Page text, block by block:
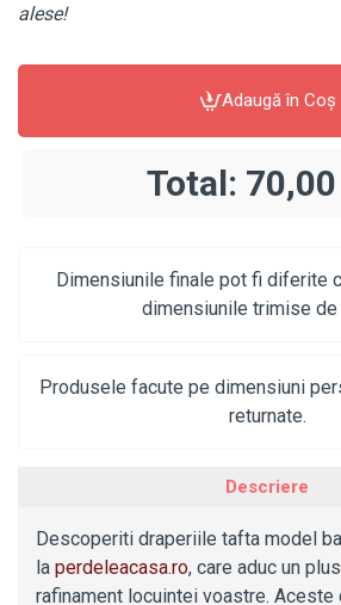
alese!
Adaugă în Coş
Total: 70,00
Dimensiunile finale pot fi diferite
dimensiunile trimise
Produsele facute pe dimensiuni
returnate.
Descriere
Descoperiti draperiile tafta model
la perdeleacasa.ro, care aduc un
rafinament locuintei voastre. Aceste